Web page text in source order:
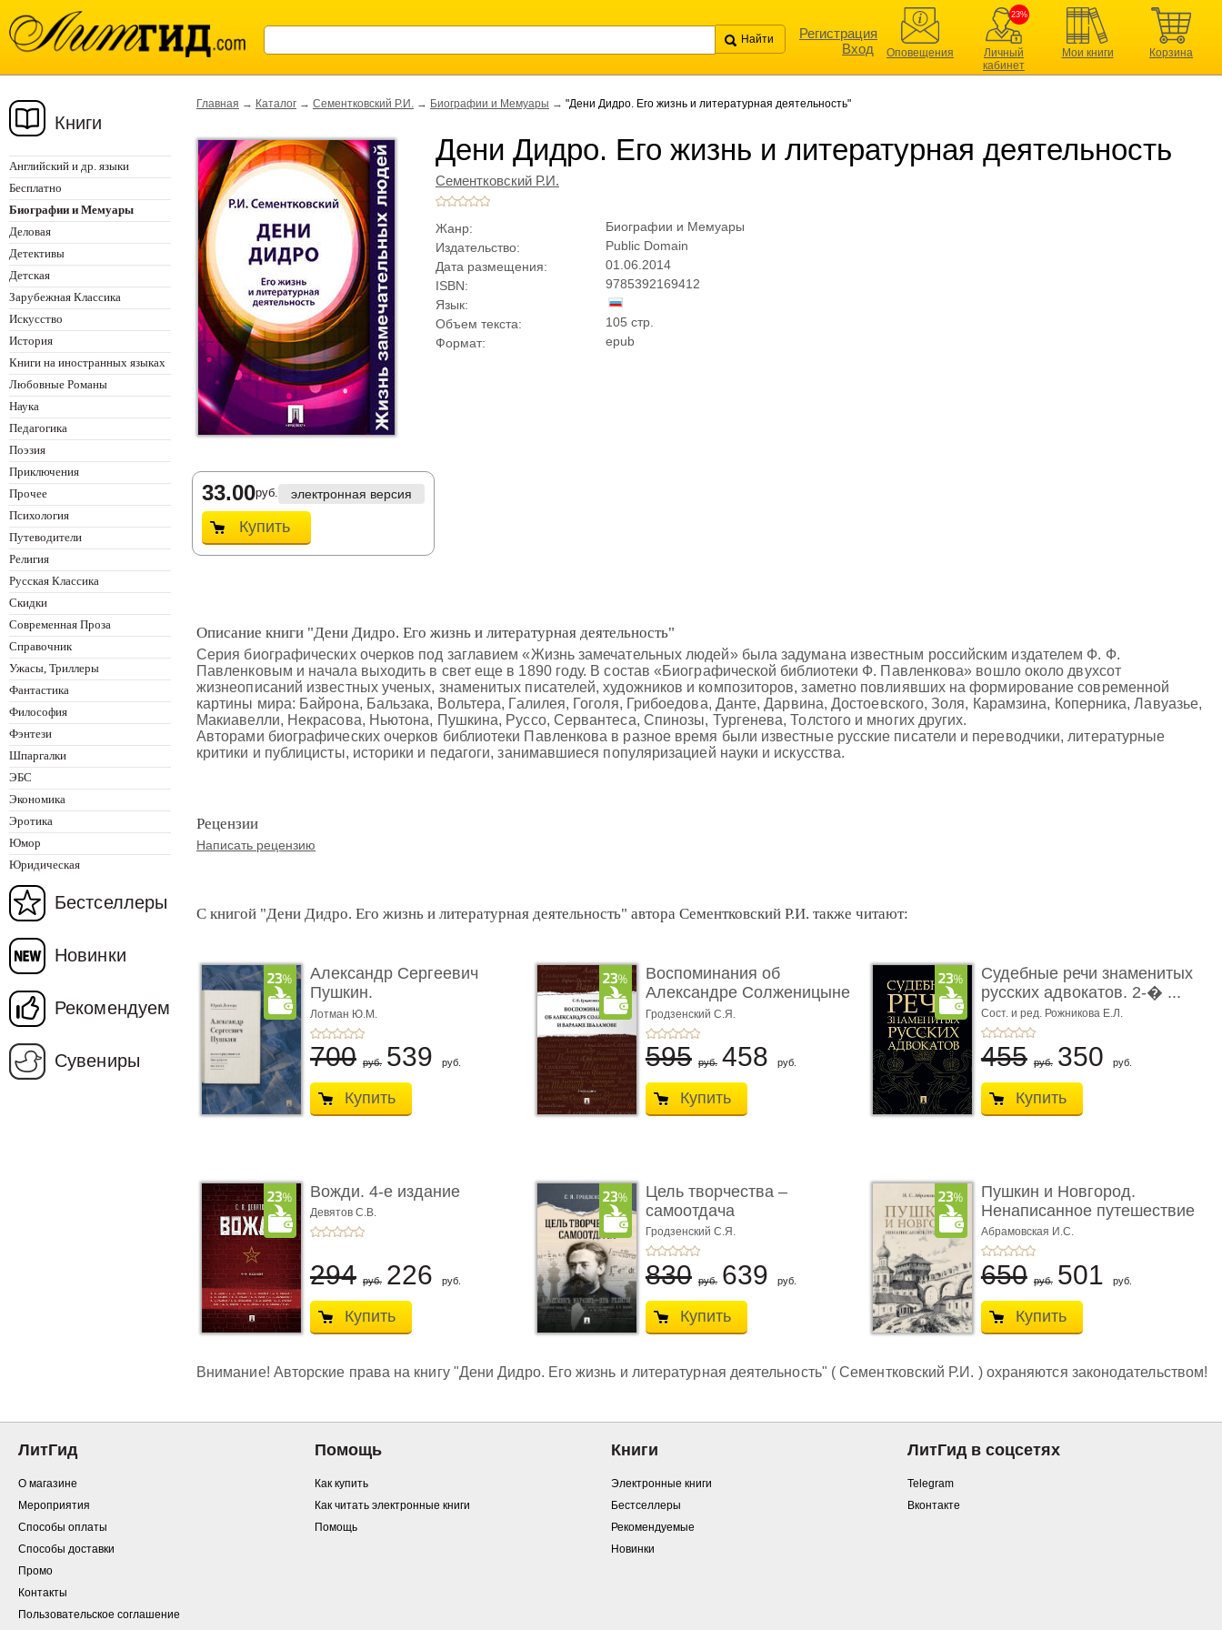
Регистрация
Вход
Оповещения
23%
Личный
кабинет
Мои книги Корзина
Книги
Английский и др. языки
Бесплатно
Биографии и Мемуары
Деловая
Детективы
Детская
Зарубежная Классика
Искусство
История
Книги на иностранных языках
Любовные Романы
Наука
Педагогика
Поэзия
Приключения
Прочее
Психология
Путеводители
Религия
Русская Классика
Скидки
Современная Проза
Справочник
Ужасы, Триллеры
Фантастика
Философия
Фэнтези
Шпаргалки
ЭБС
Экономика
Эротика
Юмор
Юридическая
Бестселлеры
Новинки
Рекомендуем
Сувениры
Главная → Каталог → Сементковский Р.И. → Биографии и Мемуары → "Дени Дидро. Его жизнь и литературная деятельность"
Дени Дидро. Его жизнь и литературная деятельность
Сементковский Р.И.
Жанр:
Биографии и Мемуары
Издательство:
Public Domain
Дата размещения:
01.06.2014
ISBN:
9785392169412
Язык:
Объем текста:
105 стр.
Формат:
epub
33.00руб. электронная версия
Купить
Описание книги "Дени Дидро. Его жизнь и литературная деятельность"
Серия биографических очерков под заглавием «Жизнь замечательных людей» была задумана известным российским издателем Ф. Ф.
Павленковым и начала выходить в свет еще в 1890 году. В состав «Биографической библиотеки Ф. Павленкова» вошло около двухсот
жизнеописаний известных ученых, знаменитых писателей, художников и композиторов, заметно повлиявших на формирование современной
картины мира: Байрона, Бальзака, Вольтера, Галилея, Гоголя, Грибоедова, Данте, Дарвина, Достоевского, Золя, Карамзина, Коперника, Лавуазье,
Макиавелли, Некрасова, Ньютона, Пушкина, Руссо, Сервантеса, Спинозы, Тургенева, Толстого и многих других.
Авторами биографических очерков библиотеки Павленкова в разное время были известные русские писатели и переводчики, литературные
критики и публицисты, историки и педагоги, занимавшиеся популяризацией науки и искусства.
Рецензии
Написать рецензию
С книгой "Дени Дидро. Его жизнь и литературная деятельность" автора Сементковский Р.И. также читают:
Александр Сергеевич
Пушкин.
Иллюстрированная ...
Лотман Ю.М.
700 руб. 539 руб.
Купить
Воспоминания об
Александре Солженицыне
и Варл ...
Гродзенский С.Я.
595 руб. 458 руб.
Купить
Судебные речи знаменитых
русских адвокатов. 2-� ...
Сост. и ред. Рожникова Е.Л.
455 руб. 350 руб.
Купить
Вожди. 4-е издание
Девятов С.В.
294 руб. 226 руб.
Купить
Цель творчества –
самоотдача
Гродзенский С.Я.
830 руб. 639 руб.
Купить
Пушкин и Новгород.
Ненаписанное путешествие
Абрамовская И.С.
650 руб. 501 руб.
Купить
Внимание! Авторские права на книгу "Дени Дидро. Его жизнь и литературная деятельность" ( Сементковский Р.И. ) охраняются законодательством!
ЛитГид
О магазине
Мероприятия
Способы оплаты
Способы доставки
Промо
Контакты
Пользовательское соглашение
Помощь
Как купить
Как читать электронные книги
Помощь
Книги
Электронные книги
Бестселлеры
Рекомендуемые
Новинки
ЛитГид в соцсетях
Telegram
Вконтакте